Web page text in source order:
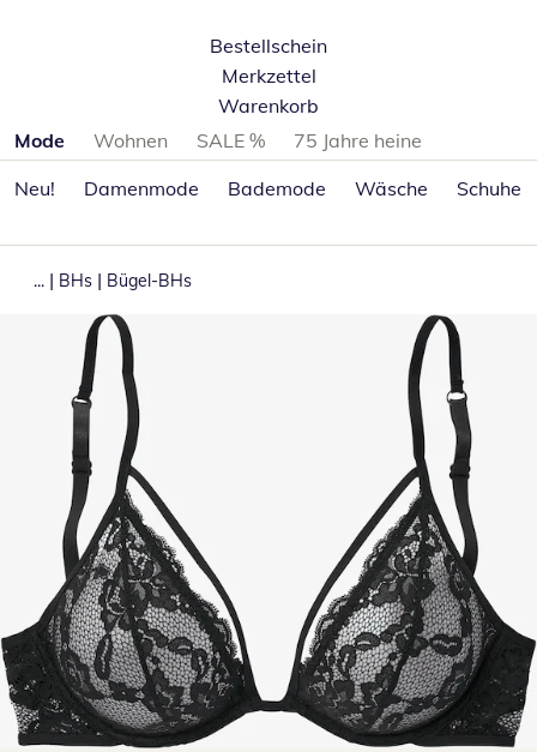
Bestellschein
Merkzettel
Warenkorb
Produktkategorien überspringen
Mode Wohnen SALE %
75 Jahre heine
Neu!
Damenmode Bademode Wäsche Schuhe
... | BHs | Bügel-BHs